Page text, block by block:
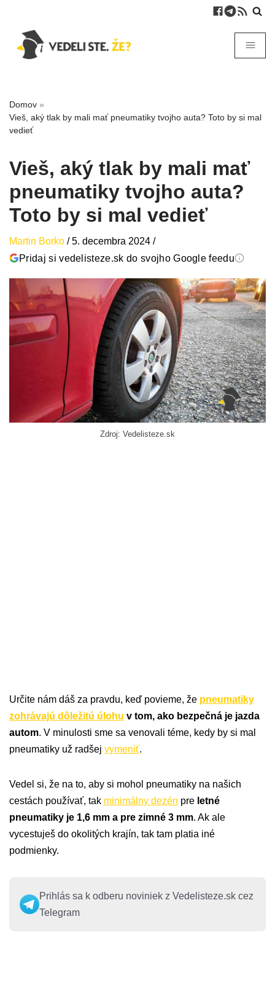
Domov »
Vieš, aký tlak by mali mať pneumatiky tvojho auta? Toto by si mal
vedieť
Vieš, aký tlak by mali mať
pneumatiky tvojho auta?
Toto by si mal vedieť
Martin Borko /5. decembra 2024 /
Pridaj si vedelisteze.sk do svojho Google feedu
Zdroj: Vedelisteze.sk
Určite nám dáš za pravdu, keď povieme, že pneumatiky
zohrávajú dôležitú úlohu v tom, ako bezpečná je jazda
autom. V minulosti sme sa venovali téme, kedy by si mal
pneumatiky už radšej vymeniť.
Vedel si, že na to, aby si mohol pneumatiky na našich
cestách používať, tak minimálny dezén pre letné
pneumatiky je 1,6 mm a pre zimné 3 mm. Ak ale
vycestuješ do okolitých krajín, tak tam platia iné
podmienky.
Prihlás sa k odberu noviniek z Vedelisteze.sk cez
Telegram